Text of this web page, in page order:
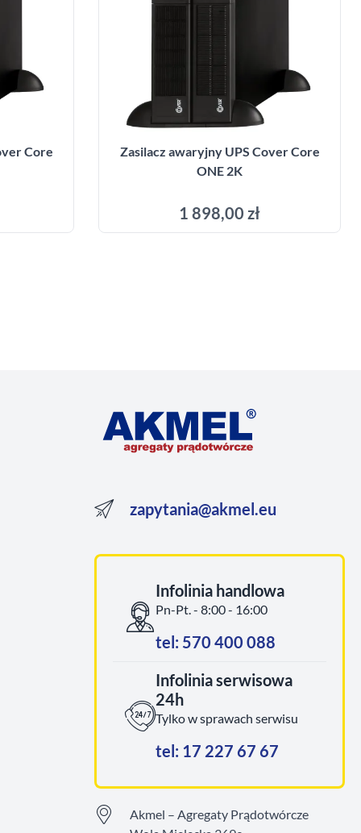
Core
Zasilacz awaryjny UPS Cover Core
ONE 2K
1 898,00 zł
zapytania@akmel.eu
Infolinia handlowa
Pn-Pt. - 8:00 - 16:00
tel: 570 400 088
Infolinia serwisowa
24h
Tylko w sprawach serwisu
tel: 17 227 67 67
Akmel – Agregaty Prądotwórcze